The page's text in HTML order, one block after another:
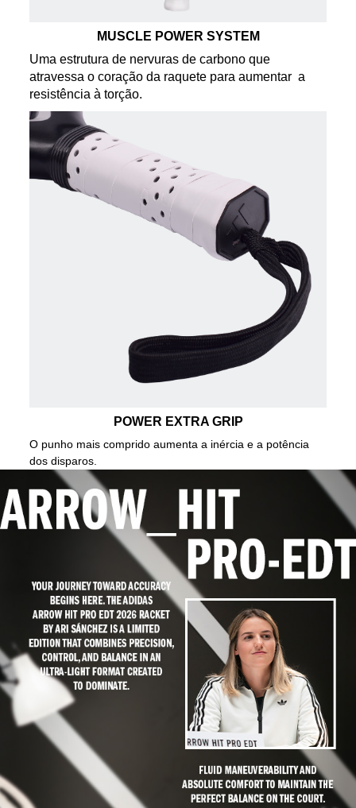
MUSCLE POWER SYSTEM
Uma estrutura de nervuras de carbono que
atravessa o coração da raquete para aumentar a
resistência à torção.
POWER EXTRA GRIP
O punho mais comprido aumenta a inércia e a potência
dos disparos.